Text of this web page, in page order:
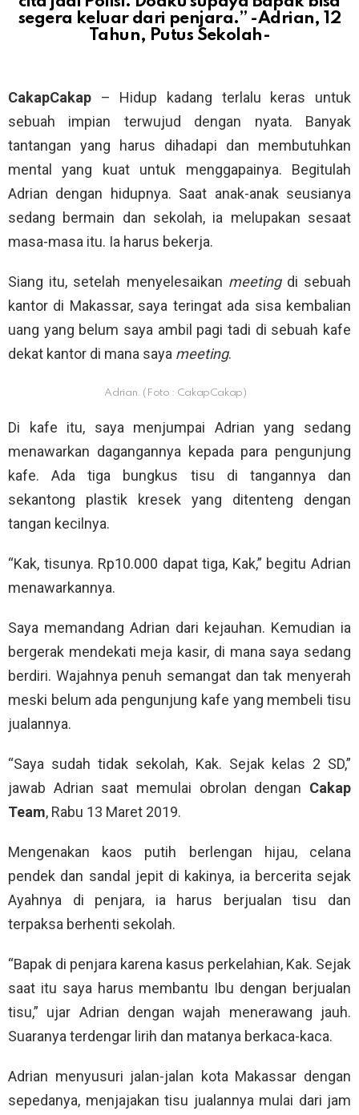
segera keluar dari penjara.” -Adrian, 12
Tahun, Putus Sekolah-
CakapCakap – Hidup kadang terlalu keras untuk
sebuah impian terwujud dengan nyata. Banyak
tantangan yang harus dihadapi dan membutuhkan
mental yang kuat untuk menggapainya. Begitulah
Adrian dengan hidupnya. Saat anak-anak seusianya
sedang bermain dan sekolah, ia melupakan sesaat
masa-masa itu. Ia harus bekerja.
Siang itu, setelah menyelesaikan meetingdi sebuah
kantor di Makassar, saya teringat ada sisa kembalian
uang yang belum saya ambil pagi tadi di sebuah kafe
dekat kantor di mana saya meeting.
Adrian. (Foto : CakapCakap)
Di kafe itu, saya menjumpai Adrian yang sedang
menawarkan dagangannya kepada para pengunjung
kafe. Ada tiga bungkus tisu di tangannya dan
sekantong plastik kresek yang ditenteng dengan
tangan kecilnya.
“Kak, tisunya. Rp10.000 dapat tiga, Kak,” begitu Adrian
menawarkannya.
Saya memandang Adrian dari kejauhan. Kemudian ia
bergerak mendekati meja kasir, di mana saya sedang
berdiri. Wajahnya penuh semangat dan tak menyerah
meski belum ada pengunjung kafe yang membeli tisu
jualannya.
“Saya sudah tidak sekolah, Kak. Sejak kelas 2 SD,”
jawab Adrian saat memulai obrolan dengan Cakap
Team, Rabu 13 Maret 2019.
Mengenakan kaos putih berlengan hijau, celana
pendek dan sandal jepit di kakinya, ia bercerita sejak
Ayahnya di penjara, ia harus berjualan tisu dan
terpaksa berhenti sekolah.
“Bapak di penjara karena kasus perkelahian, Kak. Sejak
saat itu saya harus membantu Ibu dengan berjualan
tisu,” ujar Adrian dengan wajah menerawang jauh.
Suaranya terdengar lirih dan matanya berkaca-kaca.
Adrian menyusuri jalan-jalan kota Makassar dengan
sepedanya, menjajakan tisu jualannya mulai dari jam